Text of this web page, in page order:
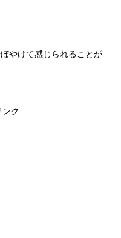
やけて感じられることが
ンク